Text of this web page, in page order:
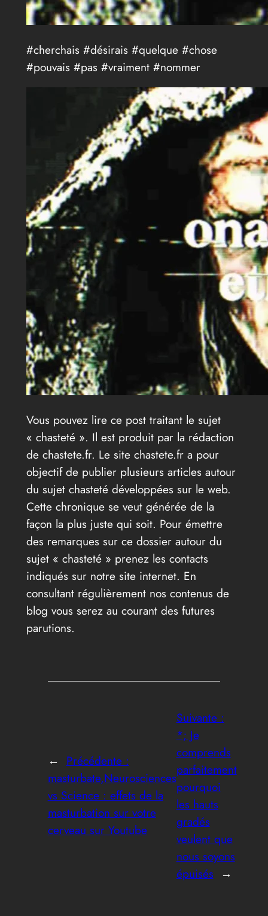
#cherchais #désirais #quelque #chose
#pouvais #pas #vraiment #nommer
Vous pouvez lire ce post traitant le sujet
« chasteté ». Il est produit par la rédaction
de chastete.fr. Le site chastete.fr a pour
objectif de publier plusieurs articles autour
du sujet chasteté développées sur le web.
Cette chronique se veut générée de la
façon la plus juste qui soit. Pour émettre
des remarques sur ce dossier autour du
sujet « chasteté » prenez les contacts
indiqués sur notre site internet. En
consultant régulièrement nos contenus de
blog vous serez au courant des futures
parutions.
← Précédente :
masturbate,Neurosciences
vs Science : effets de la
masturbation sur votre
cerveau sur Youtube
Suivante :
*; Je
comprends
parfaitement
pourquoi
les hauts
gradés
veulent que
nous soyons
épuisés →